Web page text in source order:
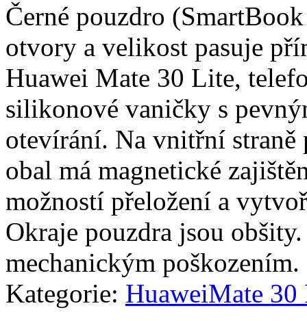
Černé pouzdro
otvory a velikost pasuje
Huawei Mate 30 Lite,
silikonové vaničky s
otevírání. Na vnitřní
obal má magnetické
možností přeložení a
Okraje pouzdra jsou
mechanickým poškozením.
Kategorie: HuaweiMate 30